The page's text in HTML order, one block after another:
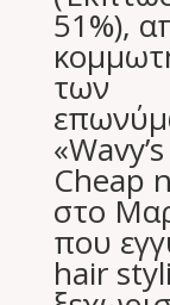
51%),
των
«Wavy’s
Cheap
στο
που
hair